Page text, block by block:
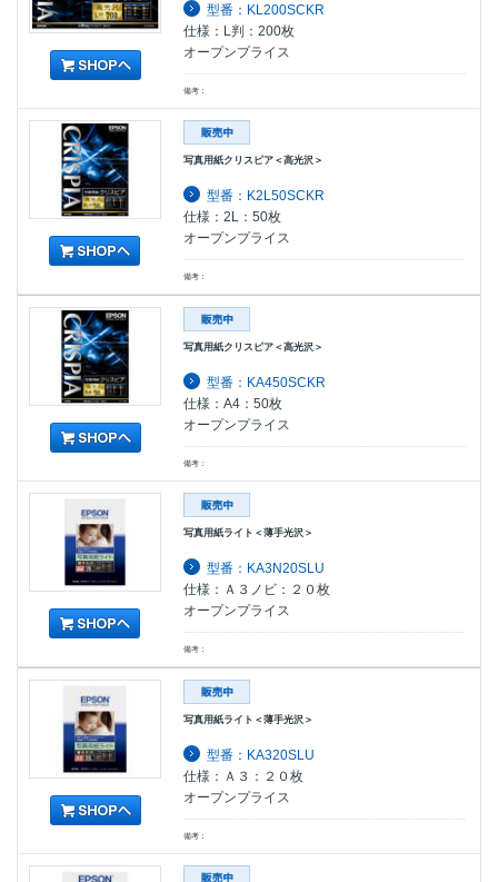
型番：KL200SCKR
仕様：L判：200枚
オープンプライス
備考：
写真用紙クリスピア＜高光沢＞
型番：K2L50SCKR
仕様：2L：50枚
オープンプライス
備考：
写真用紙クリスピア＜高光沢＞
型番：KA450SCKR
仕様：A4：50枚
オープンプライス
備考：
写真用紙ライト＜薄手光沢＞
型番：KA3N20SLU
仕様：Ａ３ノビ：２０枚
オープンプライス
備考：
写真用紙ライト＜薄手光沢＞
型番：KA320SLU
仕様：Ａ３：２０枚
オープンプライス
備考：